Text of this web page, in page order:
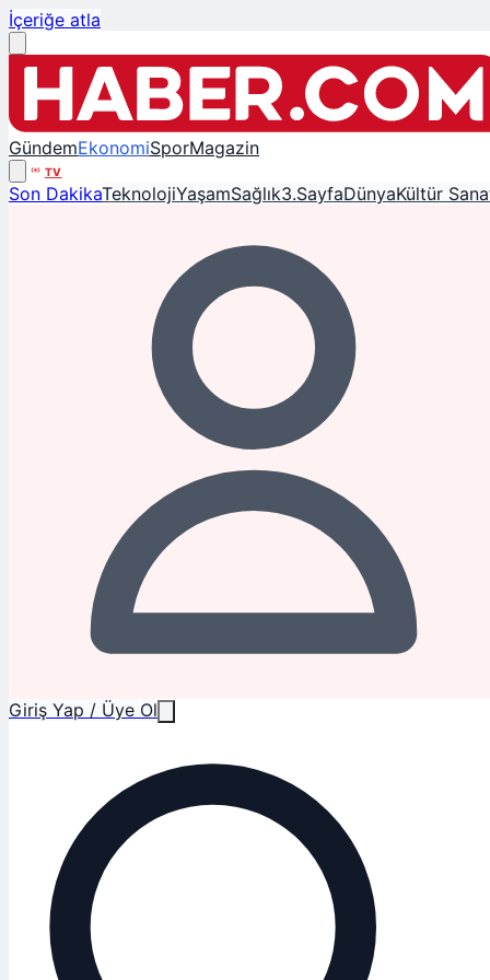
İçeriğe atla
GündemEkonomiSporMagazin
TV
Son DakikaTeknolojiYaşamSağlık3.SayfaDünyaKültür
Giriş Yap / Üye Ol